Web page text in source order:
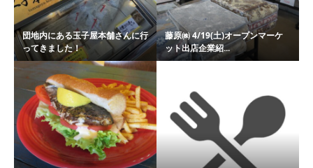
団地内にある玉子屋本舗さんに行
ってきました！
藤原㈱ 4/19(土)オープンマーケ
ット出店企業紹...